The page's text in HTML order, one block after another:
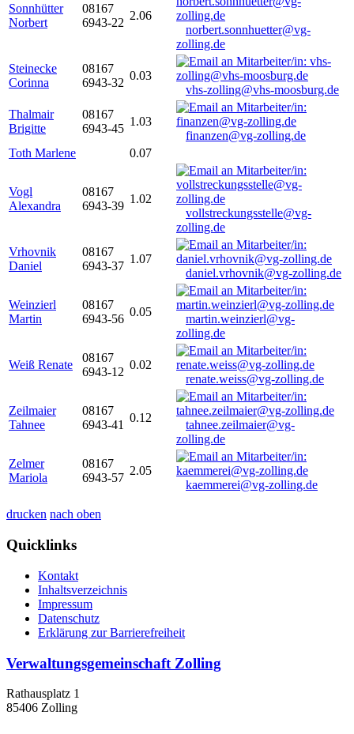
Sonnhütter
Norbert
08167
6943-22
2.06
norbert.sonnhuetter@vg-
zolling.de
Steinecke
Corinna
08167
6943-32
0.03
vhs-zolling@vhs-moosburg.de
Thalmair
Brigitte
08167
6943-45
1.03
finanzen@vg-zolling.de
Toth Marlene
0.07
Vogl
Alexandra
08167
6943-39
1.02
vollstreckungsstelle@vg-
zolling.de
Vrhovnik
Daniel
08167
6943-37
1.07
daniel.vrhovnik@vg-zolling.de
Weinzierl
Martin
08167
6943-56
0.05
martin.weinzierl@vg-
zolling.de
Weiß Renate
08167
6943-12
0.02
renate.weiss@vg-zolling.de
Zeilmaier
Tahnee
08167
6943-41
0.12
tahnee.zeilmaier@vg-
zolling.de
Zelmer
Mariola
08167
6943-57
2.05
kaemmerei@vg-zolling.de
drucken nach oben
Quicklinks
Kontakt
Inhaltsverzeichnis
Impressum
Datenschutz
Erklärung zur Barrierefreiheit
Verwaltungsgemeinschaft Zolling
Rathausplatz 1
85406 Zolling